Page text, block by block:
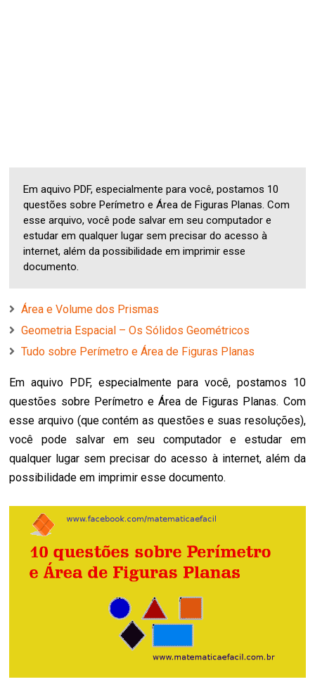
Em aquivo PDF, especialmente para você, postamos 10
questões sobre Perímetro e Área de Figuras Planas. Com
esse arquivo, você pode salvar em seu computador e
estudar em qualquer lugar sem precisar do acesso à
internet, além da possibilidade em imprimir esse
documento.
Área e Volume dos Prismas
Geometria Espacial – Os Sólidos Geométricos
Tudo sobre Perímetro e Área de Figuras Planas
Em aquivo PDF, especialmente para você, postamos 10
questões sobre Perímetro e Área de Figuras Planas. Com
esse arquivo (que contém as questões e suas resoluções),
você pode salvar em seu computador e estudar em
qualquer lugar sem precisar do acesso à internet, além da
possibilidade em imprimir esse documento.